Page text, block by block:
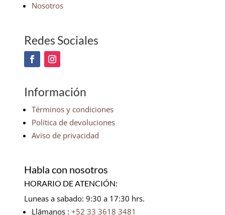
Nosotros
Redes Sociales
Información
Términos y condiciones
Política de devoluciones
Aviso de privacidad
Habla con nosotros
HORARIO DE ATENCIÓN:
Luneas a sabado: 9:30 a 17:30 hrs.
Llámanos : +52 33 3618 3481